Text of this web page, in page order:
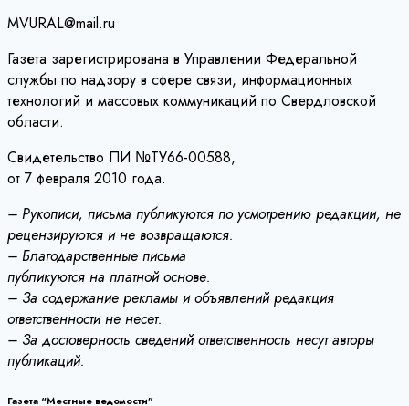
MVURAL@mail.ru
Газета зарегистрирована в Управлении Федеральной
службы по надзору в сфере связи, информационных
технологий и массовых коммуникаций по Свердловской
области.
Свидетельство ПИ №ТУ66-00588,
от 7 февраля 2010 года.
– Рукописи, письма публикуются по усмотрению редакции, не
рецензируются и не возвращаются.
– Благодарственные письма
публикуются на платной основе.
– За содержание рекламы и объявлений редакция
ответственности не несет.
– За достоверность сведений ответственность несут авторы
публикаций.
Газета “Местные ведомости”